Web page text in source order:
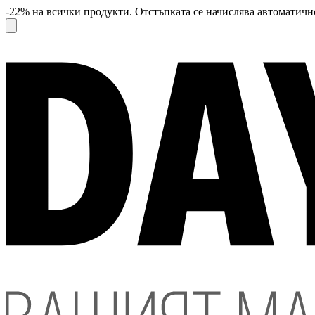
-22% на всички продукти. Отстъпката се начислява